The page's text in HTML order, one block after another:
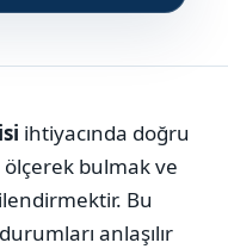
ihtiyacında doğru
ölçerek bulmak ve
Bu
anlaşılır